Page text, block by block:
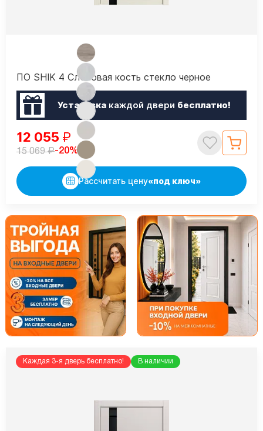
ПО SHIK 4 Слоновая кость стекло черное
Установкакаждой двери бесплатно!
12 055 ₽
15 069₽-20%
Рассчитать цену«под ключ»
Каждая 3-я дверь бесплатно! В наличии